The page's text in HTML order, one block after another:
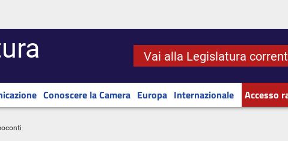
Vai alla Legislatura
Conoscere la Camera Europa Internazionale Accesso